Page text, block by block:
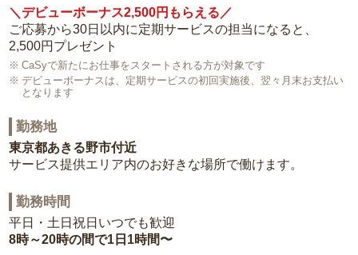
＼デビューボーナス2,500円もらえる／
ご応募から30日以内に定期サービスの担当になると、
2,500円プレゼント
CaSyで新たにお仕事をスタートされる方が対象です
デビューボーナスは、定期サービスの初回実施後、翌々月末お支払い
となります
勤務地
東京都あきる野市付近
サービス提供エリア内のお好きな場所で働けます。
勤務時間
平日・土日祝日いつでも歓迎
8時～20時の間で1日1時間〜